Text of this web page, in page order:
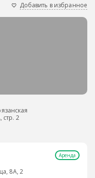
Добавить в избранное
Аренда
8А, 2